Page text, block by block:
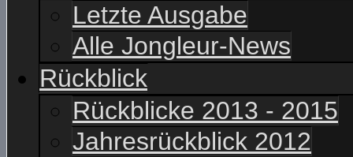
Letzte Ausgabe
Alle Jongleur-News
Rückblick
Rückblicke 2013 - 2015
Jahresrückblick 2012